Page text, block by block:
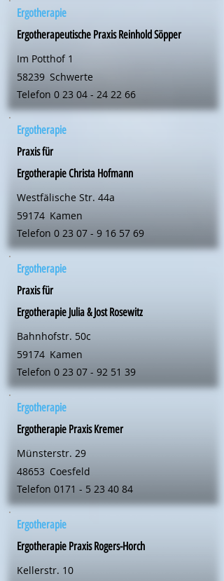
Ergotherapie
Ergotherapeutische Praxis Reinhold Söpper
Im Potthof 1
58239 Schwerte
Telefon 0 23 04 - 24 22 66
Ergotherapie
Praxis für
Ergotherapie Christa Hofmann
Westfälische Str. 44a
59174 Kamen
Telefon 0 23 07 - 9 16 57 69
Ergotherapie
Praxis für
Ergotherapie Julia & Jost Rosewitz
Bahnhofstr. 50c
59174 Kamen
Telefon 0 23 07 - 92 51 39
Ergotherapie
Ergotherapie Praxis Kremer
Münsterstr. 29
48653 Coesfeld
Telefon 0171 - 5 23 40 84
Ergotherapie
Ergotherapie Praxis Rogers-Horch
Kellerstr. 10